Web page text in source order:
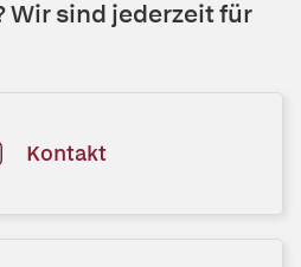
Wir sind jederzeit für
Kontakt